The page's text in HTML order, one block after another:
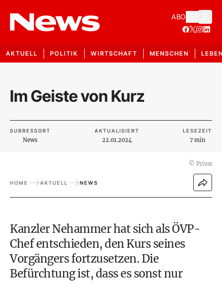
ABO
AKTUELL POLITIK WIRTSCHAFT MENSCHEN
Im Geiste von Kurz
SUBRESSORT
News
AKTUALISIERT
22.01.2024
LESEZEIT
7 min
© Privat
HOME AKTUELL NEWS
KanzlerNehammerhat sich alsÖVP-
Chef entschieden, den Kurs seines
Vorgängers fortzusetzen. Die
Befürchtung ist, dass es sonst nur